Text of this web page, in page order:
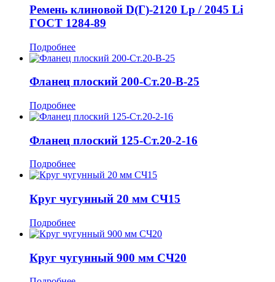
Ремень клиновой D(Г)-2120 Lp / 2045 Li
ГОСТ 1284-89
Подробнее
Фланец плоский 200-Ст.20-В-25
Подробнее
Фланец плоский 125-Ст.20-2-16
Подробнее
Круг чугунный 20 мм СЧ15
Подробнее
Круг чугунный 900 мм СЧ20